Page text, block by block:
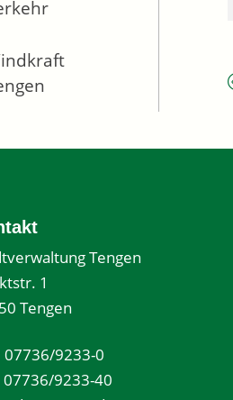
Tengen
1
Tengen
07736/9233-0
07736/9233-40